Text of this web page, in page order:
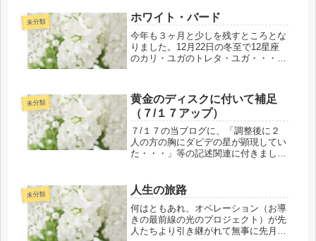
等を通して浮上（前世絡みの繰り返し
パターンのカルマ解消等も含）して来
て...
未分類 ホワイト・バード
今年も３ヶ月と少しを残すところとな
りました。12月22日の冬至で12星座
のカリ・ユガのトレタ・ユガ・・・目
が知っていても・知らなくても（※本
来の自分は知っています）2極化...
未分類
黄金のディスクに付いて補足
（７/１７アップ）
７/１７の当ブログに、「調整後に２
人の方の胸にダビデの星が顕現してい
た・・・」等の記述関連に付きまし
の詳細に付いては、少しでもクリアリ
ングを加速せざるを得ない状況等のテ
ラ（...
未分類 人生の旅路
何はともあれ、オペレーション（お導
きの最前線の光のプロジェクト）が先
人たちより引き継がれて無事に先月の